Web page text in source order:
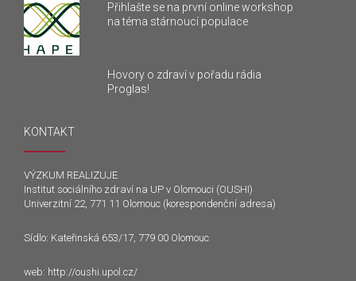
Přihlašte se na první online workshop
na téma stárnoucí populace
Hovory o zdraví v pořadu rádia
Proglas!
KONTAKT
VÝZKUM REALIZUJE
Institut sociálního zdraví na UP v Olomouci (OUSHI)
Univerzitní 22, 771 11 Olomouc (korespondenční adresa)
Sídlo: Kateřinská 653/17, 779 00 Olomouc
web: http://oushi.upol.cz/